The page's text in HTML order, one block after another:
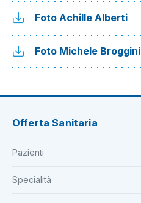
Foto Achille Alberti
Foto Michele Broggini
Offerta Sanitaria
Pazienti
Specialità